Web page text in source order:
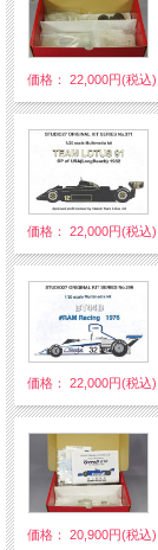
価格： 22,000円(税込)
価格： 22,000円(税込)
価格： 22,000円(税込)
価格： 20,900円(税込)